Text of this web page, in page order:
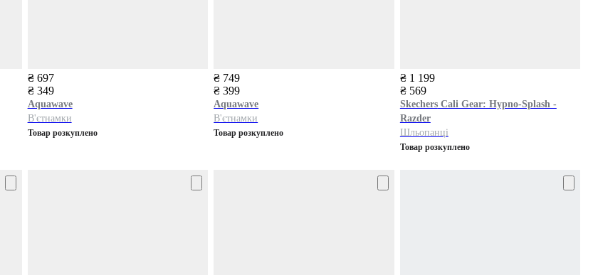
₴ 697
₴ 349
Aquawave
В'єтнамки
Товар розкуплено
₴ 749
₴ 399
Aquawave
В'єтнамки
Товар розкуплено
₴ 1 199
₴ 569
SkechersCali Gear: Hypno-Splash -
Razder
Шльопанці
Товар розкуплено